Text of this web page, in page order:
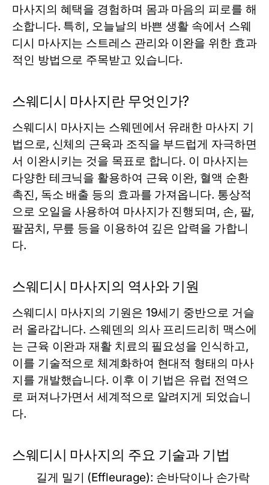
마사지의 혜택을 경험하며 몸과 마음의 피로를 해
소합니다. 특히, 오늘날의 바쁜 생활 속에서 스웨
디시 마사지는 스트레스 관리와 이완을 위한 효과
적인 방법으로 주목받고 있습니다.
스웨디시 마사지란 무엇인가?
스웨디시 마사지는 스웨덴에서 유래한 마사지 기
법으로, 신체의 근육과 조직을 부드럽게 자극하면
서 이완시키는 것을 목표로 합니다. 이 마사지는
다양한 테크닉을 활용하여 근육 이완, 혈액 순환
촉진, 독소 배출 등의 효과를 가져옵니다. 통상적
으로 오일을 사용하여 마사지가 진행되며, 손, 팔,
팔꿈치, 무릎 등을 이용하여 깊은 압력을 가합니
다.
스웨디시 마사지의 역사와 기원
스웨디시 마사지의 기원은 19세기 중반으로 거슬
러 올라갑니다. 스웨덴의 의사 프리드리히 맥스에
는 근육 이완과 재활 치료의 필요성을 인식하고,
이를 기술적으로 체계화하여 현대적 형태의 마사
지를 개발했습니다. 이후 이 기법은 유럽 전역으
로 퍼져나가면서 세계적으로 알려지게 되었습니
다.
스웨디시 마사지의 주요 기술과 기법
길게 밀기 (Effleurage): 손바닥이나 손가락